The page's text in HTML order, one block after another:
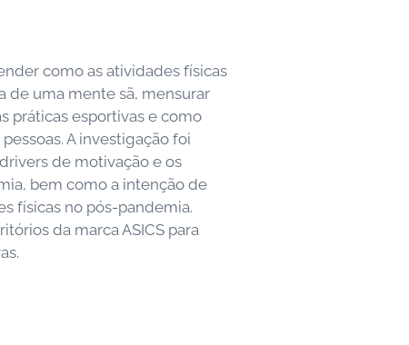
como as atividades físicas
de uma mente sã, mensurar
práticas esportivas e como
A investigação foi
de motivação e os
bem como a intenção de
físicas no pós-pandemia.
da marca ASICS para